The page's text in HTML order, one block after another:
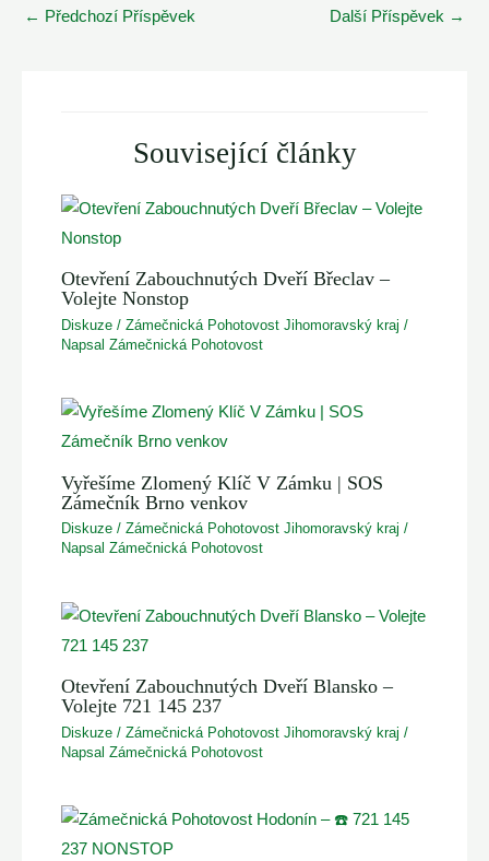
Post
← Předchozí Příspěvek Další Příspěvek →
Související články
Otevření Zabouchnutých Dveří Břeclav –
Volejte Nonstop
Diskuze /Zámečnická Pohotovost Jihomoravský kraj /
NapsalZámečnická Pohotovost
Vyřešíme Zlomený Klíč V Zámku | SOS
Zámečník Brno venkov
Diskuze /Zámečnická Pohotovost Jihomoravský kraj /
NapsalZámečnická Pohotovost
Otevření Zabouchnutých Dveří Blansko –
Volejte 721 145 237
Diskuze /Zámečnická Pohotovost Jihomoravský kraj /
NapsalZámečnická Pohotovost